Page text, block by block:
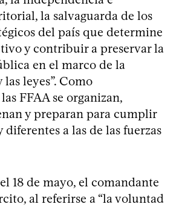
la salvaguarda de los
del país que determine
y contribuir a preservar la
en el marco de la
leyes”. Como
FFAA se organizan,
y preparan para cumplir
a las de las fuerzas
18 de mayo, el comandante
al referirse a “la voluntad